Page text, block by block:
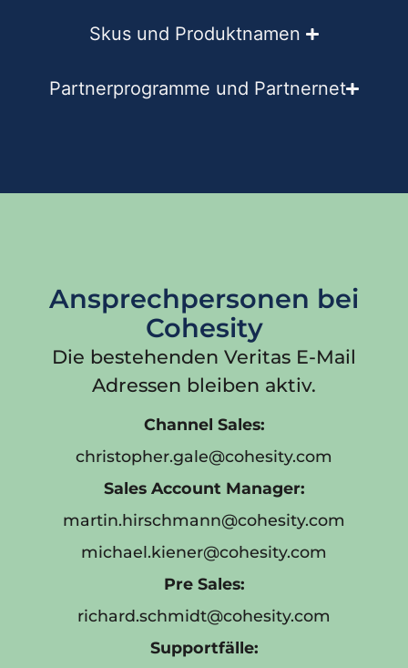
Skus und Produktnamen ​
Partnerprogramme und Partnernet
Ansprechpersonen bei
Cohesity
Die bestehenden Veritas E-Mail
Adressen bleiben aktiv.
Channel Sales:
christopher.gale@cohesity.com
Sales Account Manager:
martin.hirschmann@cohesity.com
michael.kiener@cohesity.com
Pre Sales:
richard.schmidt@cohesity.com
Supportfälle: